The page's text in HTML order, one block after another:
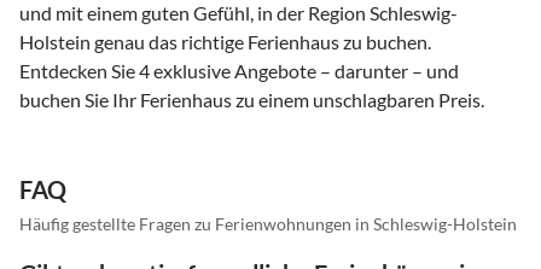
und mit einem guten Gefühl, in der Region Schleswig-
Holstein genau das richtige Ferienhaus zu buchen.
Entdecken Sie 4 exklusive Angebote – darunter – und
buchen Sie Ihr Ferienhaus zu einem unschlagbaren Preis.
FAQ
Häufig gestellte Fragen zu Ferienwohnungen in Schleswig-Holstein